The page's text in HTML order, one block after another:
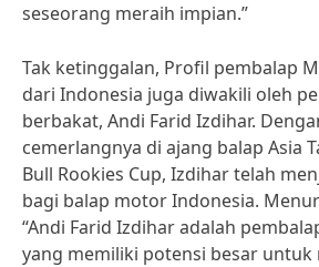
seseorang meraih impian.”
Tak ketinggalan, Profil pembalap
dari Indonesia juga diwakili oleh
berbakat, Andi Farid Izdihar.
cemerlangnya di ajang balap Asia
Bull Rookies Cup, Izdihar telah
bagi balap motor Indonesia.
“Andi Farid Izdihar adalah
yang memiliki potensi besar